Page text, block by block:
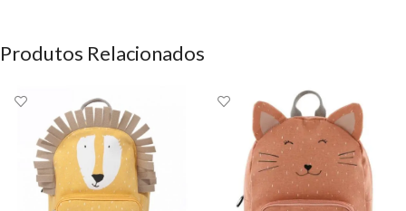
Produtos Relacionados